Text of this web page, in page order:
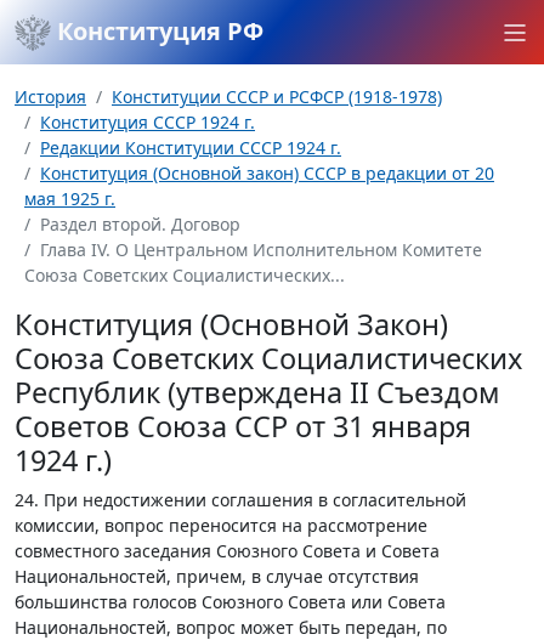
Конституция РФ
История
Конституции СССР и РСФСР (1918-1978)
Конституция СССР 1924 г.
Редакции Конституции СССР 1924 г.
Конституция (Основной закон) СССР в редакции от 20
мая 1925 г.
Раздел второй. Договор
Глава IV. О Центральном Исполнительном Комитете
Союза Советских Социалистических...
Конституция (Основной Закон)
Союза Советских Социалистических
Республик (утверждена II Съездом
Советов Союза ССР от 31 января
1924 г.)
24. При недостижении соглашения в согласительной
комиссии, вопрос переносится на рассмотрение
совместного заседания Союзного Совета и Совета
Национальностей, причем, в случае отсутствия
большинства голосов Союзного Совета или Совета
Национальностей, вопрос может быть передан, по